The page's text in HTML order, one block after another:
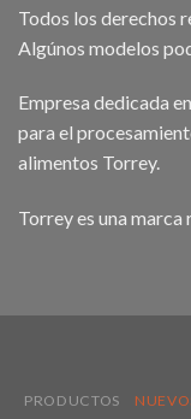
Todos los derechos
Algúnos modelos
Empresa dedicada
para el
alimentos Torrey.
Torrey es una marca
PRODUCTOS